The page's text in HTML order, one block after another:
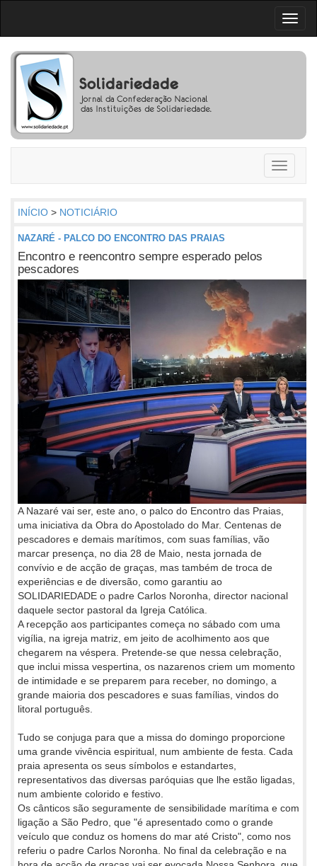
Toggle
INÍCIO > NOTICIÁRIO
NAZARÉ - PALCO DO ENCONTRO DAS PRAIAS
Encontro e reencontro sempre esperado pelos
pescadores
A Nazaré vai ser, este ano, o palco do Encontro das Praias,
uma iniciativa da Obra do Apostolado do Mar. Centenas de
pescadores e demais marítimos, com suas famílias, vão
marcar presença, no dia 28 de Maio, nesta jornada de
convívio e de acção de graças, mas também de troca de
experiências e de diversão, como garantiu ao
SOLIDARIEDADE o padre Carlos Noronha, director nacional
daquele sector pastoral da Igreja Católica.
A recepção aos participantes começa no sábado com uma
vigília, na igreja matriz, em jeito de acolhimento aos que
chegarem na véspera. Pretende-se que nessa celebração,
que inclui missa vespertina, os nazarenos criem um momento
de intimidade e se preparem para receber, no domingo, a
grande maioria dos pescadores e suas famílias, vindos do
litoral português.
Tudo se conjuga para que a missa do domingo proporcione
uma grande vivência espiritual, num ambiente de festa. Cada
praia apresenta os seus símbolos e estandartes,
representativos das diversas paróquias que lhe estão ligadas,
num ambiente colorido e festivo.
Os cânticos são seguramente de sensibilidade marítima e com
ligação a São Pedro, que "é apresentado como o grande
veículo que conduz os homens do mar até Cristo", como nos
referiu o padre Carlos Noronha. No final da celebração e na